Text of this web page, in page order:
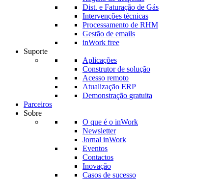
Dist. e Faturação de Gás
Intervenções técnicas
Processamento de RHM
Gestão de emails
inWork free
Suporte
Aplicações
Construtor de solução
Acesso remoto
Atualização ERP
Demonstração gratuita
Parceiros
Sobre
O que é o inWork
Newsletter
Jornal inWork
Eventos
Contactos
Inovação
Casos de sucesso